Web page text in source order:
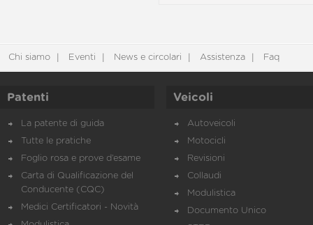
Chi siamo Eventi News e circolari Assistenza Faq
Patenti
La patente di guida
Tutte le pratiche
Foglio rosa e prove d’esame
Carta di Qualificazione del
Conducente (CQC)
Medici Certificatori - Novità
Veicoli
Autoveicoli
Motocicli
Revisioni
Collaudi
Modulistica
Documento Unico